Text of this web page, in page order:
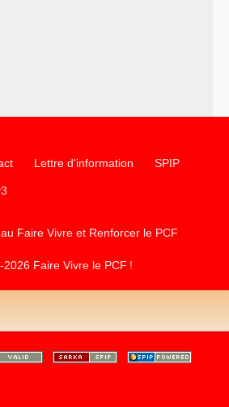
Lettre d'information SPIP
Faire Vivre et Renforcer le PCF
Faire Vivre le PCF !